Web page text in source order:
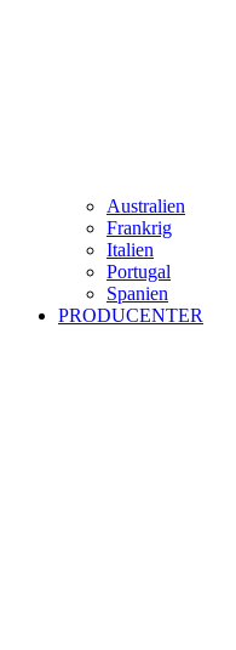
Australien
Frankrig
Italien
Portugal
Spanien
PRODUCENTER